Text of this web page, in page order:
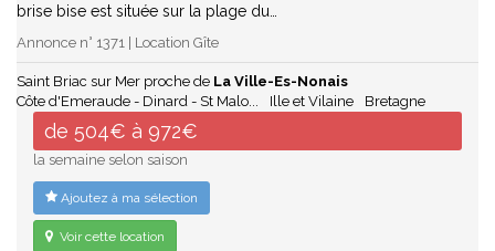
brise bise est située sur la plage du…
Annonce n° 1371 | Location Gîte
Saint Briac sur Mer proche de La Ville-Es-Nonais
Côte d'Emeraude - Dinard - St Malo...
Ille et Vilaine Bretagne
de 504€ à 972€
la semaine selon saison
Ajoutez à ma sélection
Voir cette location